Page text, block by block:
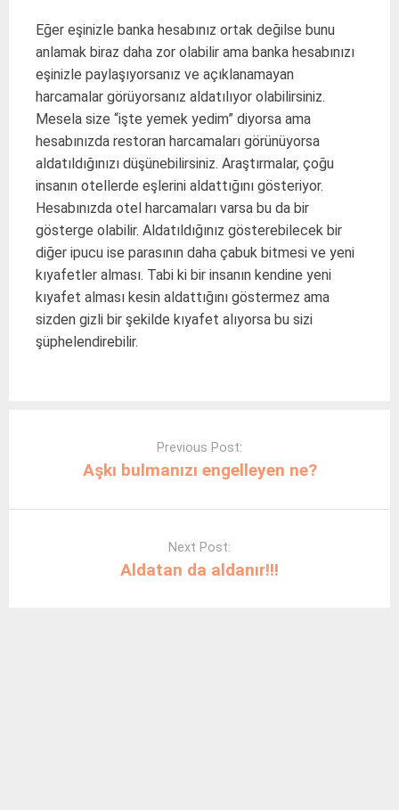
Eğer eşinizle banka hesabınız ortak değilse bunu
anlamak biraz daha zor olabilir ama banka hesabınızı
eşinizle paylaşıyorsanız ve açıklanamayan
harcamalar görüyorsanız aldatılıyor olabilirsiniz.
Mesela size “işte yemek yedim” diyorsa ama
hesabınızda restoran harcamaları görünüyorsa
aldatıldığınızı düşünebilirsiniz. Araştırmalar, çoğu
insanın otellerde eşlerini aldattığını gösteriyor.
Hesabınızda otel harcamaları varsa bu da bir
gösterge olabilir. Aldatıldığınız gösterebilecek bir
diğer ipucu ise parasının daha çabuk bitmesi ve yeni
kıyafetler alması. Tabi ki bir insanın kendine yeni
kıyafet alması kesin aldattığını göstermez ama
sizden gizli bir şekilde kıyafet alıyorsa bu sizi
şüphelendirebilir.
Previous Post:
Aşkı bulmanızı engelleyen ne?
Next Post:
Aldatan da aldanır!!!